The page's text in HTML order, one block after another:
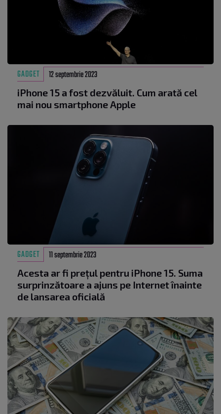
GADGET 12 septembrie 2023
iPhone 15 a fost dezvăluit. Cum arată cel
mai nou smartphone Apple
GADGET 11 septembrie 2023
Acesta ar fi prețul pentru iPhone 15. Suma
surprinzătoare a ajuns pe Internet înainte
de lansarea oficială